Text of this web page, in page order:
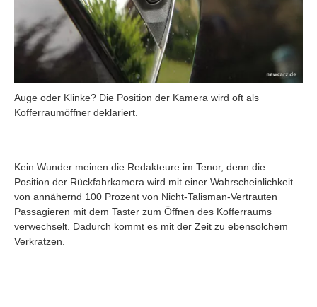
Auge oder Klinke? Die Position der Kamera wird oft als
Kofferraumöffner deklariert.
Kein Wunder meinen die Redakteure im Tenor, denn die
Position der Rückfahrkamera wird mit einer Wahrscheinlichkeit
von annähernd 100 Prozent von Nicht-Talisman-Vertrauten
Passagieren mit dem Taster zum Öffnen des Kofferraums
verwechselt. Dadurch kommt es mit der Zeit zu ebensolchem
Verkratzen.